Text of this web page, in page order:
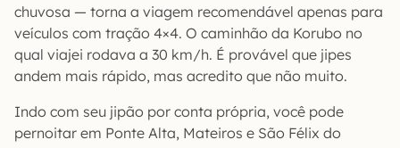
chuvosa — torna a viagem recomendável apenas para
veículos com tração 4×4. O caminhão da Korubo no
qual viajei rodava a 30 km/h. É provável que jipes
andem mais rápido, mas acredito que não muito.
Indo com seu jipão por conta própria, você pode
pernoitar em Ponte Alta, Mateiros e São Félix do